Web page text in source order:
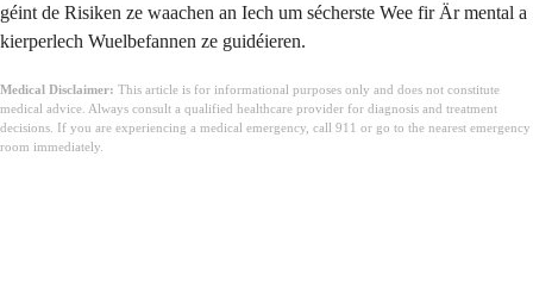
géint de Risiken ze waachen an Iech um sécherste Wee fir Är mental a
kierperlech Wuelbefannen ze guidéieren.
Medical Disclaimer: This article is for informational purposes only and does not constitute
medical advice. Always consult a qualified healthcare provider for diagnosis and treatment
decisions. If you are experiencing a medical emergency, call 911 or go to the nearest emergency
room immediately.